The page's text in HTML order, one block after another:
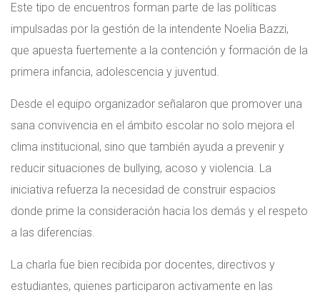
Este tipo de encuentros forman parte de las políticas
impulsadas por la gestión de la intendente Noelia Bazzi,
que apuesta fuertemente a la contención y formación de la
primera infancia, adolescencia y juventud.
Desde el equipo organizador señalaron que promover una
sana convivencia en el ámbito escolar no solo mejora el
clima institucional, sino que también ayuda a prevenir y
reducir situaciones de bullying, acoso y violencia. La
iniciativa refuerza la necesidad de construir espacios
donde prime la consideración hacia los demás y el respeto
a las diferencias.
La charla fue bien recibida por docentes, directivos y
estudiantes, quienes participaron activamente en las